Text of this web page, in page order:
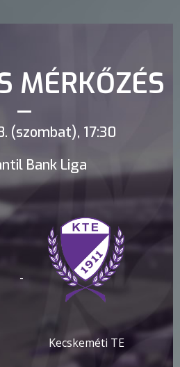
MÉRKŐZÉS
(szombat), 17:30
Bank Liga
-
Kecskeméti TE